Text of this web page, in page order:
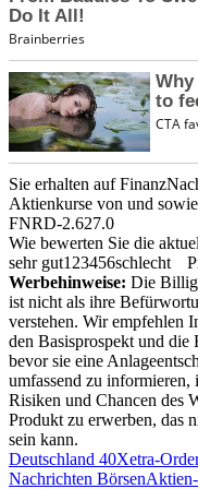
Sie erhalten auf
Aktienkurse von und
FNRD-2.627.0
Wie bewerten Sie die
sehr gut1 23456schlecht
Werbehinweise: Die
ist nicht als ihre
verstehen. Wir empfehlen
den Basisprospekt und die
bevor sie eine
umfassend zu informieren,
Risiken und Chancen des
Produkt zu erwerben, das
sein kann.
Deutschland 40Xetra-
Nachrichten Börsen